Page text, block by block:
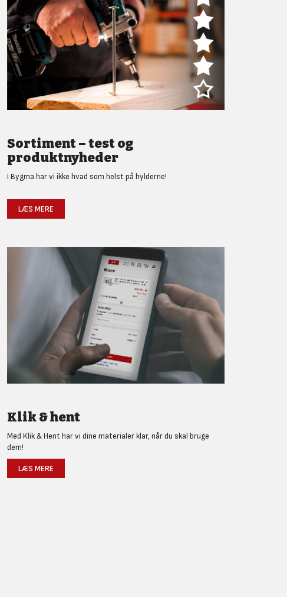
Sortiment – test og
produktnyheder
I Bygma har vi ikke hvad som helst på hylderne!
LÆS MERE
Klik & hent
Med Klik & Hent har vi dine materialer klar, når du skal bruge
dem!
LÆS MERE